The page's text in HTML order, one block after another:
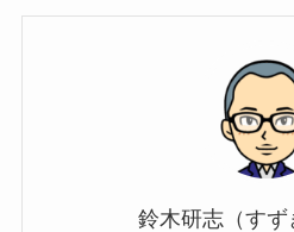
鈴木研志（すず